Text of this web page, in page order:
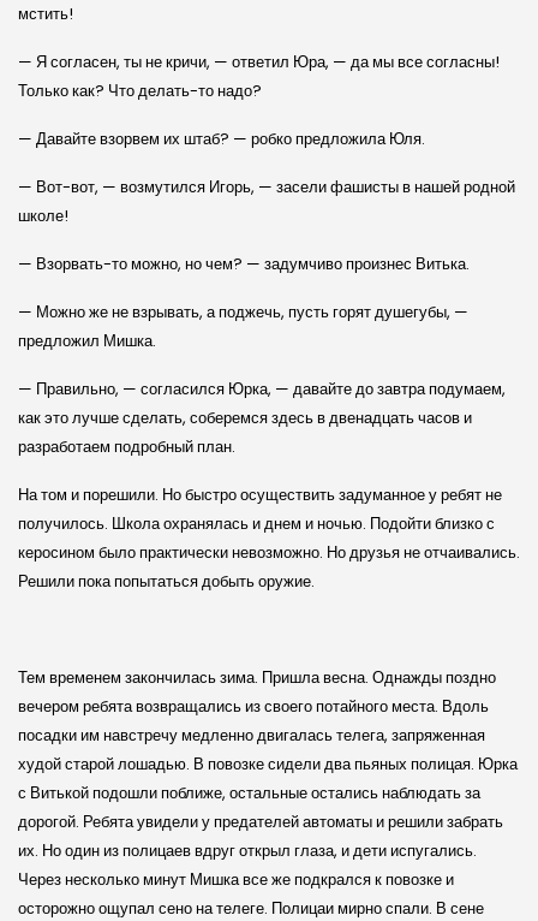
мстить!
— Я согласен, ты не кричи, — ответил Юра, — да мы все согласны!
Только как? Что делать-то надо?
— Давайте взорвем их штаб? — робко предложила Юля.
— Вот-вот, — возмутился Игорь, — засели фашисты в нашей родной
школе!
— Взорвать-то можно, но чем? — задумчиво произнес Витька.
— Можно же не взрывать, а поджечь, пусть горят душегубы, —
предложил Мишка.
— Правильно, — согласился Юрка, — давайте до завтра подумаем,
как это лучше сделать, соберемся здесь в двенадцать часов и
разработаем подробный план.
На том и порешили. Но быстро осуществить задуманное у ребят не
получилось. Школа охранялась и днем и ночью. Подойти близко с
керосином было практически невозможно. Но друзья не отчаивались.
Решили пока попытаться добыть оружие.
Тем временем закончилась зима. Пришла весна. Однажды поздно
вечером ребята возвращались из своего потайного места. Вдоль
посадки им навстречу медленно двигалась телега, запряженная
худой старой лошадью. В повозке сидели два пьяных полицая. Юрка
с Витькой подошли поближе, остальные остались наблюдать за
дорогой. Ребята увидели у предателей автоматы и решили забрать
их. Но один из полицаев вдруг открыл глаза, и дети испугались.
Через несколько минут Мишка все же подкрался к повозке и
осторожно ощупал сено на телеге. Полицаи мирно спали. В сене